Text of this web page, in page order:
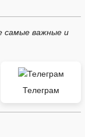
самые важные и
Телеграм